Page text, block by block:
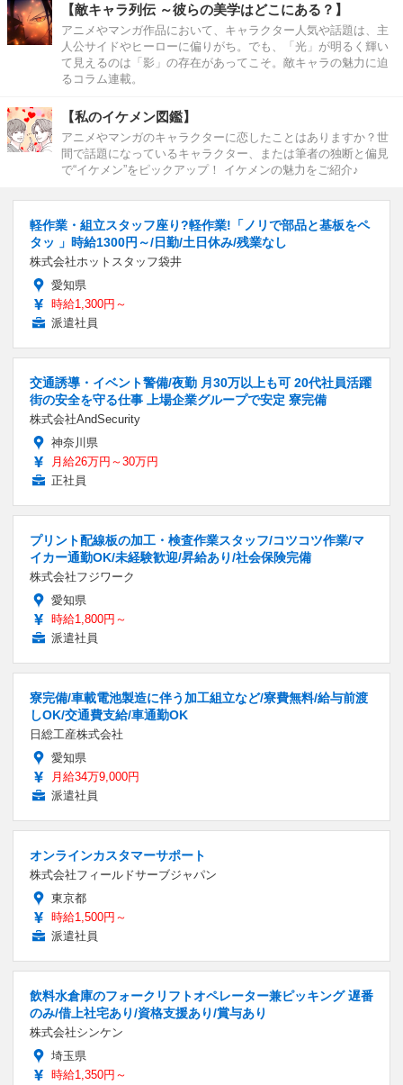
【敵キャラ列伝 ～彼らの美学はどこにある？】
アニメやマンガ作品において、キャラクター人気や話題は、主
人公サイドやヒーローに偏りがち。でも、「光」が明るく輝い
て見えるのは「影」の存在があってこそ。敵キャラの魅力に迫
るコラム連載。
【私のイケメン図鑑】
アニメやマンガのキャラクターに恋したことはありますか？世
間で話題になっているキャラクター、または筆者の独断と偏見
で“イケメン”をピックアップ！ イケメンの魅力をご紹介♪
軽作業・組立スタッフ座り?軽作業!「ノリで部品と基板をペ
タッ 」時給1300円～/日勤/土日休み/残業なし
株式会社ホットスタッフ袋井
愛知県
時給1,300円～
派遣社員
交通誘導・イベント警備/夜勤 月30万以上も可 20代社員活躍
街の安全を守る仕事 上場企業グループで安定 寮完備
株式会社AndSecurity
神奈川県
月給26万円～30万円
正社員
プリント配線板の加工・検査作業スタッフ/コツコツ作業/マ
イカー通勤OK/未経験歓迎/昇給あり/社会保険完備
株式会社フジワーク
愛知県
時給1,800円～
派遣社員
寮完備/車載電池製造に伴う加工組立など/寮費無料/給与前渡
しOK/交通費支給/車通勤OK
日総工産株式会社
愛知県
月給34万9,000円
派遣社員
オンラインカスタマーサポート
株式会社フィールドサーブジャパン
東京都
時給1,500円～
派遣社員
飲料水倉庫のフォークリフトオペレーター兼ピッキング 遅番
のみ/借上社宅あり/資格支援あり/賞与あり
株式会社シンケン
埼玉県
時給1,350円～